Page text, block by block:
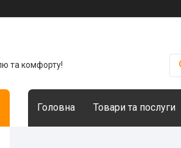
та комфорту!
Головна Товари та послуги